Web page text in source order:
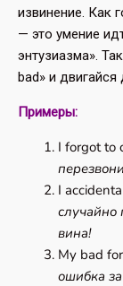
извинение. Как
— это умение
энтузиазма».
bad» и
Примеры:
I forgot to
I
вина!
My bad
ошибка